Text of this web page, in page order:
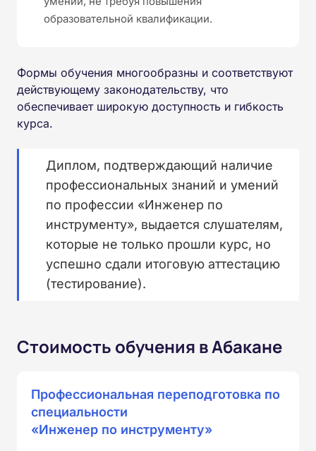
образовательной квалификации.
Формы обучения многообразны и соответствуют
действующему законодательству, что
обеспечивает широкую доступность и гибкость
курса.
Диплом, подтверждающий наличие
профессиональных знаний и умений
по профессии «Инженер по
инструменту», выдается слушателям,
которые не только прошли курс, но
успешно сдали итоговую аттестацию
(тестирование).
Стоимость обучения в Абакане
Профессиональная переподготовка по
специальности
«Инженер по инструменту»